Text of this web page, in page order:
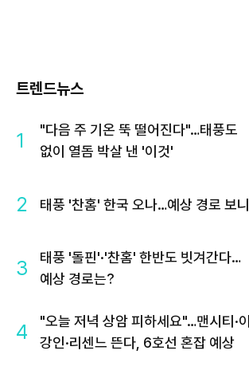
트렌드뉴스
1
"다음 주 기온 뚝 떨어진다"…태풍도
없이 열돔 박살 낸 '이것'
2 태풍 '찬홈' 한국 오나…예상 경로 보니
3
태풍 '돌핀'·'찬홈' 한반도 빗겨간다…
예상 경로는?
4
"오늘 저녁 상암 피하세요"…맨시티·이
강인·리센느 뜬다, 6호선 혼잡 예상